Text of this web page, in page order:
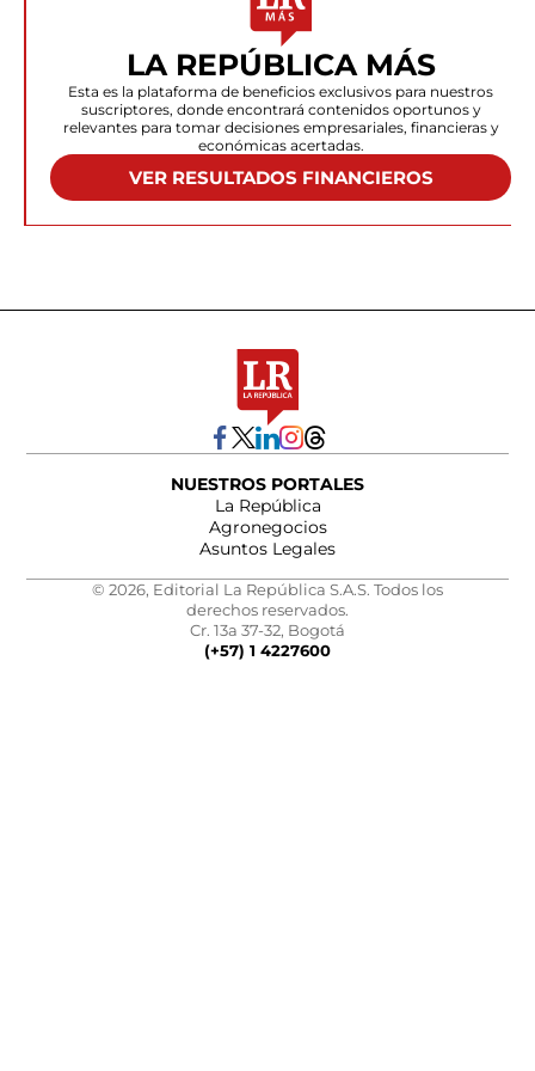
LA REPÚBLICA MÁS
Esta es la plataforma de beneficios exclusivos para nuestros
suscriptores, donde encontrará contenidos oportunos y
relevantes para tomar decisiones empresariales, financieras y
económicas acertadas.
VER RESULTADOS FINANCIEROS
NUESTROS PORTALES
La República
Agronegocios
Asuntos Legales
© 2026, Editorial La República S.A.S. Todos los
derechos reservados.
Cr. 13a 37-32, Bogotá
(+57) 1 4227600